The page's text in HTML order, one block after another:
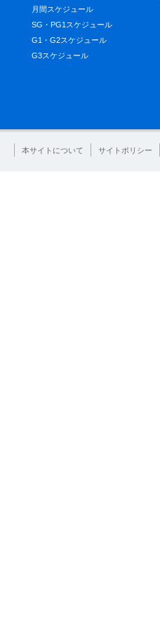
月間スケジュール
SG・PG1スケジュール
G1・G2スケジュール
G3スケジュール
本サイトについて サイトポリシー